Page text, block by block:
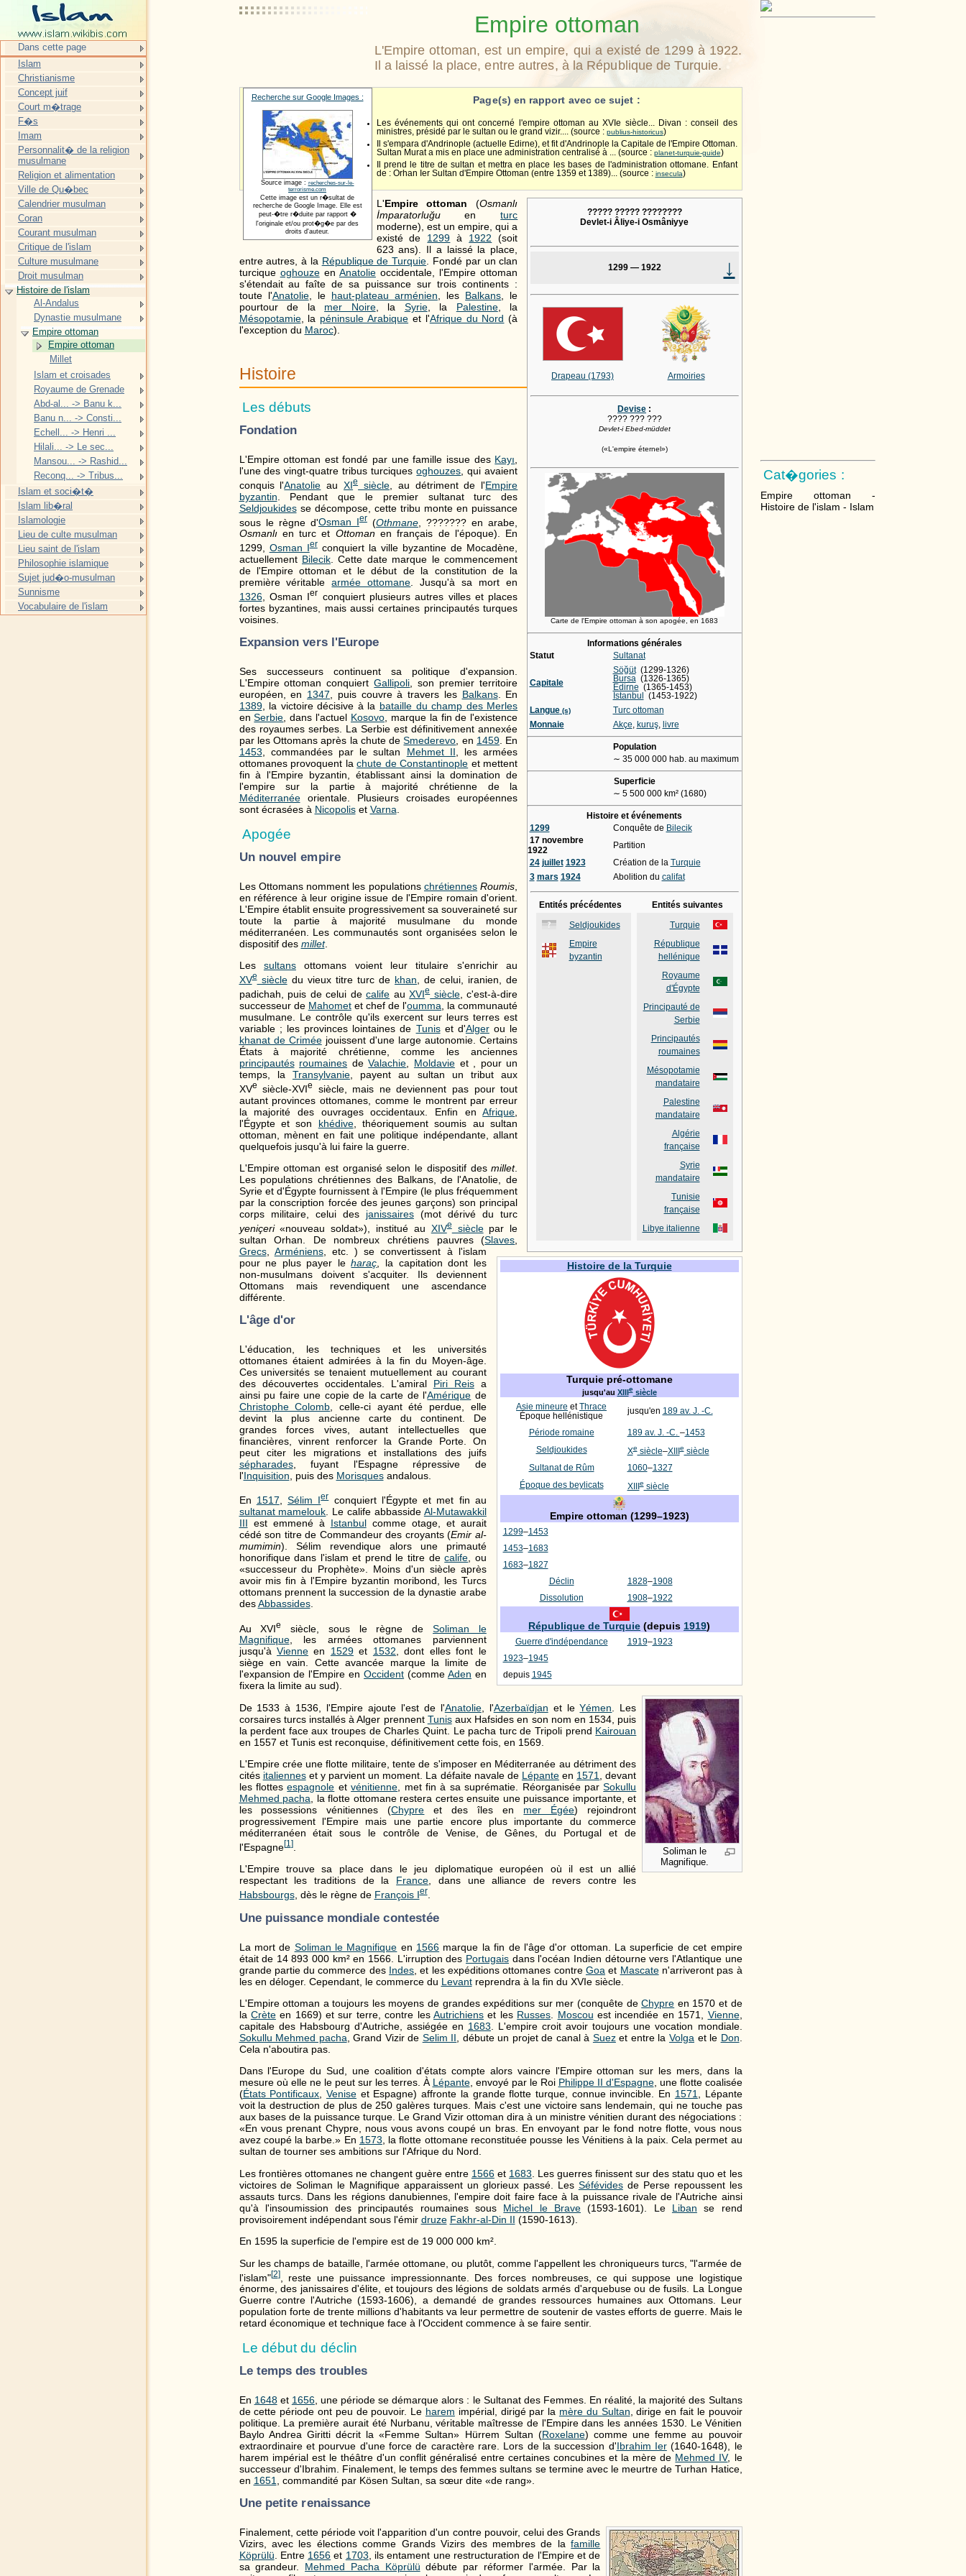
Empire ottoman
L'Empire ottoman, est un empire, qui a existé de 1299 à 1922.
Il a laissé la place, entre autres, à la République de Turquie.
Cat�gories :
Empire ottoman -
Histoire de l'islam - Islam
Recherche sur Google Images :
Source image : recherches-sur-le-
terrorisme.com
Cette image est un r�sultat de
recherche de Google Image. Elle est
peut-�tre r�duite par rapport �
l'originale et/ou prot�g�e par des
droits d'auteur.
Page(s) en rapport avec ce sujet :
Les événements qui ont concerné l'empire ottoman au XVIe siècle... Divan : conseil des
ministres, présidé par le sultan ou le grand vizir.... (source : publius-historicus)
Il s'empara d'Andrinople (actuelle Edirne), et fit d'Andrinople la Capitale de l'Empire Ottoman.
Sultan Murat a mis en place une administration centralisé à ... (source : planet-turquie-guide)
Il prend le titre de sultan et mettra en place les bases de l'administration ottomane. Enfant
de : Orhan Ier Sultan d'Empire Ottoman (entre 1359 et 1389)... (source : insecula)
????? ????? ????????
Devlet-i Âliye-i Osmâniyye
1299 — 1922 ↓
Drapeau (1793) Armoiries
Devise :
???? ??? ???
Devlet-i Ebed-müddet
(«L'empire éternel»)
Carte de l'Empire ottoman à son apogée, en 1683
Informations générales
Statut
Sultanat
Capitale
Söğüt(1299-1326)
Bursa(1326-1365)
Edirne (1365-1453)
İstanbul (1453-1922)
Langue(s)
Turc ottoman
Monnaie
Akçe, kuruş, livre
Population
∼ 35 000 000 hab. au maximum
Superficie
∼ 5 500 000 km²(1680)
Histoire et événements
1299
Conquête de Bilecik
17 novembre
1922
Partition
24 juillet 1923 Création de la Turquie
3 mars 1924 Abolition du califat
Entités précédentes
Entités suivantes
Seldjoukides
Empire
byzantin
Turquie
République
hellénique
Royaume
d'Égypte
Principauté de
Serbie
Principautés
roumaines
Mésopotamie
mandataire
Palestine
mandataire
Algérie
française
Syrie
mandataire
Tunisie
française
Libye italienne
Histoire de la Turquie
Turquie pré-ottomane
jusqu'au XIIIesiècle
Asie mineure etThrace
Époque hellénistique
jusqu'en 189 av. J. -C.
Période romaine 189 av. J. -C. –1453
Seldjoukides
Xesiècle–XIIIesiècle
Sultanat de Rûm
1060–1327
Époque des beylicats
XIIIesiècle
Empire ottoman (1299–1923)
1299–1453
1453–1683
1683–1827
Déclin
1828–1908
Dissolution
1908–1922
République de Turquie (depuis 1919)
Guerre d'indépendance 1919–1923
1923–1945
depuis 1945
L'Empire ottoman (Osmanlı
İmparatorluğuenturc
moderne), est un empire, qui a
existé de 1299 à 1922 (soit
623 ans). Il a laissé la place,
entre autres, à la République de Turquie . Fondé par un clan
turcique oghouzeen Anatolieoccidentale, l'Empire ottoman
s'étendait au faîte de sa puissance sur trois continents :
toute l'Anatolie, le haut-plateau arménien , les Balkans , le
pourtour de la mer Noire, la Syrie, la Palestine, la
Mésopotamie, la péninsule Arabique et l'Afrique du Nord (à
l'exception du Maroc).
Histoire
Les débuts
Fondation
L'Empire ottoman est fondé par une famille issue des Kayı
l'une des vingt-quatre tribus turciquesoghouzes , qui avaient
conquis l'Anatolie auXIe siècle, au détriment de l'Empire
byzantin . Pendant que le premier sultanat turc des
Seldjoukidesse décompose, cette tribu monte en puissance
sous le règne d'Osman Ier(Othmane ,??????? en arabe,
Osmanlıen turc et Ottomanen français de l'époque). En
1299, Osman Ierconquiert la ville byzantine de Mocadène,
actuellement Bilecik. Cette date marque le commencement
de l'Empire ottoman et le début de la constitution de la
première véritablearmée ottomane. Jusqu'à sa mort en
1326, Osman Ier conquiert plusieurs autres villes et places
fortes byzantines, mais aussi certaines principautés turques
voisines.
Expansion vers l'Europe
Ses successeurs continuent sa politique d'expansion.
L'Empire ottoman conquiertGallipoli, son premier territoire
européen, en 1347, puis couvre à travers les Balkans. En
1389, la victoire décisive à la bataille du champ des Merles
enSerbie, dans l'actuel Kosovo, marque la fin de l'existence
des royaumes serbes. La Serbie est définitivement annexée
par les Ottomans après la chute deSmederevo, en 1459. En
1453, commandées par le sultan Mehmet II, les armées
ottomanes provoquent lachute de Constantinople et mettent
fin à l'Empire byzantin, établissant ainsi la domination de
l'empire sur la partie à majorité chrétienne de la
Méditerranéeorientale. Plusieurs croisades européennes
sont écrasées à Nicopoliset Varna.
Apogée
Un nouvel empire
Les Ottomans nomment les populations chrétiennes Roumis
en référence à leur origine issue de l'Empire romain d'orient.
L'Empire établit ensuite progressivement sa souveraineté sur
toute la partie à majorité musulmane du monde
méditerranéen. Les communautés sont organisées selon le
dispositif des millet.
Les sultansottomans voient leur titulaire s'enrichir au
XVesiècledu vieux titre turc de khan , de celui, iranien, de
padichah, puis de celui decalife auXVIesiècle, c'est-à-dire
successeur de Mahometet chef de l'oumma , la communauté
musulmane. Le contrôle qu'ils exercent sur leurs terres est
variable ; les provinces lointaines de Tuniset d'Algerou le
khanat de Criméejouissent d'une large autonomie. Certains
États à majorité chrétienne, comme les anciennes
principautés roumaines deValachie Moldavieet , pour un
temps, la Transylvanie, payent au sultan un tribut aux
XVe siècle-XVIe
siècle, mais ne deviennent pas pour tout
autant provinces ottomanes, comme le montrent par erreur
la majorité des ouvrages occidentaux. Enfin enAfrique
l'Égypte et son khédive, théoriquement soumis au sultan
ottoman, mènent en fait une politique indépendante, allant
quelquefois jusqu'à lui faire la guerre.
L'Empire ottoman est organisé selon le dispositif desmillet.
Les populations chrétiennes des Balkans, de l'Anatolie, de
Syrie et d'Égypte fournissent à l'Empire (le plus fréquemment
par la conscription forcée des jeunes garçons) son principal
corps militaire, celui des janissaires(mot dérivé du turc
yeniçeri«nouveau soldat»), institué au XIVesièclepar le
sultan Orhan. De nombreux chrétiens pauvres (Slaves
Grecs, Arméniens, etc. ) se convertissent à l'islam
pour ne plus payer leharaç , la capitation dont les
non-musulmans doivent s'acquiter. Ils deviennent
Ottomans mais revendiquent une ascendance
différente.
L'âge d'or
L'éducation, les techniques et les universités
ottomanes étaient admirées à la fin du Moyen-âge.
Ces universités se tenaient mutuellement au courant
des découvertes occidentales. L'amiral Piri Reisa
ainsi pu faire une copie de la carte de l'Amérique de
Christophe Colomb , celle-ci ayant été perdue, elle
devint la plus ancienne carte du continent. De
grandes forces vives, autant intellectuelles que
financières, vinrent renforcer la Grande Porte. On
peut citer les migrations et installations des juifs
sépharades, fuyant l'Espagne répressive de
l'Inquisition , puis des Morisquesandalous.
En 1517,Sélim Ierconquiert l'Égypte et met fin au
sultanat mamelouk. Le calife abbasside Al-Mutawakkil
III est emmené à Istanbulcomme otage, et aurait
cédé son titre de Commandeur des croyants (Emir al-
mumimin). Sélim revendique alors une primauté
honorifique dans l'islam et prend le titre decalife, ou
«successeur du Prophète». Moins d'un siècle après
avoir mis fin à l'Empire byzantin moribond, les Turcs
ottomans prennent la succession de la dynastie arabe
desAbbassides.
Soliman le
Magnifique.
AuXVIe siècle, sous le règne deSoliman le
Magnifique, les armées ottomanes parviennent
jusqu'à Vienneen 1529et 1532, dont elles font le
siège en vain. Cette avancée marque la limite de
l'expansion de l'Empire enOccident (comme Aden en
fixera la limite au sud).
De 1533 à 1536, l'Empire ajoute l'est de l'Anatolie, l'Azerbaïdjan et leYémen . Les
corsaires turcs installés à Alger prennent Tunisaux Hafsides en son nom en 1534, puis
la perdent face aux troupes de Charles Quint. Le pacha turc de Tripoli prend Kairouan
en 1557 et Tunis est reconquise, définitivement cette fois, en 1569.
L'Empire crée une flotte militaire, tente de s'imposer en Méditerranée au détriment des
cités italienneset y parvient un moment. La défaite navale de Lépanteen 1571, devant
les flottesespagnole etvénitienne, met fin à sa suprématie. Réorganisée parSokullu
Mehmed pacha, la flotte ottomane restera certes ensuite une puissance importante, et
les possessions vénitiennes (Chypre et des îles en mer Égée) rejoindront
progressivement l'Empire mais une partie encore plus importante du commerce
méditerranéen était sous le contrôle de Venise, de Gênes, du Portugal et de
l'Espagne[1].
L'Empire trouve sa place dans le jeu diplomatique européen où il est un allié
respectant les traditions de la France, dans une alliance de revers contre les
Habsbourgs, dès le règne de François Ier.
Une puissance mondiale contestée
La mort de Soliman le Magnifique en 1566 marque la fin de l'âge d'or ottoman. La superficie de cet empire
était de 14 893 000 km² en 1566. L'irruption des Portugaisdans l'océan Indien détourne vers l'Atlantique une
grande partie du commerce des Indes , et les expéditions ottomanes contre Goa et Mascaten'arriveront pas à
les en déloger. Cependant, le commerce du Levantreprendra à la fin du XVIe siècle.
L'Empire ottoman a toujours les moyens de grandes expéditions sur mer (conquête deChypre en 1570 et de
la Crèteen 1669) et sur terre, contre lesAutrichiens et les Russes Moscou est incendiée en 1571, Vienne,
capitale des Habsbourg d'Autriche, assiégée en 1683 . L'empire croit avoir toujours une vocation mondiale.
Sokullu Mehmed pacha , Grand Vizir de Selim II , débute un projet de canal à Suezet entre la Volga et le Don
Cela n'aboutira pas.
Dans l'Europe du Sud, une coalition d'états compte alors vaincre l'Empire ottoman sur les mers, dans la
mesure où elle ne le peut sur les terres. À Lépante, envoyé par le Roi Philippe II d'Espagne, une flotte coalisée
(États Pontificaux, Veniseet Espagne) affronte la grande flotte turque, connue invincible. En 1571, Lépante
voit la destruction de plus de 250 galères turques. Mais c'est une victoire sans lendemain, qui ne touche pas
aux bases de la puissance turque. Le Grand Vizir ottoman dira à un ministre vénitien durant des négociations :
«En vous prenant Chypre, nous vous avons coupé un bras. En envoyant par le fond notre flotte, vous nous
avez coupé la barbe.» En 1573, la flotte ottomane reconstituée pousse les Vénitiens à la paix. Cela permet au
sultan de tourner ses ambitions sur l'Afrique du Nord.
Les frontières ottomanes ne changent guère entre 1566et 1683 . Les guerres finissent sur des statu quo et les
victoires de Soliman le Magnifique apparaissent un glorieux passé. Les Séfévidesde Perse repoussent les
assauts turcs. Dans les régions danubiennes, l'empire doit faire face à la puissance rivale de l'Autriche ainsi
qu'à l'insoumission des principautés roumaines sous Michel le Brave(1593-1601). Le Liban se rend
provisoirement indépendant sous l'émir druze Fakhr-al-Din II (1590-1613).
En 1595 la superficie de l'empire est de 19 000 000 km².
Sur les champs de bataille, l'armée ottomane, ou plutôt, comme l'appellent les chroniqueurs turcs, "l'armée de
l'islam"[2], reste une puissance impressionnante. Des forces nombreuses, ce qui suppose une logistique
énorme, des janissaires d'élite, et toujours des légions de soldats armés d'arquebuse ou de fusils. La Longue
Guerre contre l'Autriche (1593-1606), a demandé de grandes ressources humaines aux Ottomans. Leur
population forte de trente millions d'habitants va leur permettre de soutenir de vastes efforts de guerre. Mais le
retard économique et technique face à l'Occident commence à se faire sentir.
Le début du déclin
Le temps des troubles
En 1648et 1656, une période se démarque alors : le Sultanat des Femmes. En réalité, la majorité des Sultans
de cette période ont peu de pouvoir. Le harem impérial, dirigé par la mère du Sultan , dirige en fait le pouvoir
politique. La première aurait été Nurbanu, véritable maîtresse de l'Empire dans les années 1530. Le Vénitien
Baylo Andrea Giritti décrit la «Femme Sultan» Hürrem Sultan (Roxelane) comme une femme au pouvoir
extraordinaire et pourvue d'une force de caractère rare. Lors de la succession d'Ibrahim Ier(1640-1648), le
harem impérial est le théâtre d'un conflit généralisé entre certaines concubines et la mère de Mehmed IV, le
successeur d'Ibrahim. Finalement, le temps des femmes sultans se termine avec le meurtre de Turhan Hatice,
en 1651 , commandité par Kösen Sultan, sa sœur dite «de rang».
Une petite renaissance
Finalement, cette période voit l'apparition d'un contre pouvoir, celui des Grands
Vizirs, avec les élections comme Grands Vizirs des membres de lafamille
Köprülü . Entre 1656 et 1703 , ils entament une restructuration de l'Empire et de
sa grandeur. Mehmed Pacha Köprülü débute par réformer l'armée. Par la
Dans cette page
Islam
Christianisme
Concept juif
Court m�trage
F�s
Imam
Personnalit� de la religion
musulmane
Religion et alimentation
Ville de Qu�bec
Calendrier musulman
Coran
Courant musulman
Critique de l'islam
Culture musulmane
Droit musulman
Histoire de l'islam
Al-Andalus
Dynastie musulmane
Empire ottoman
Empire ottoman
Millet
Islam et croisades
Royaume de Grenade
Abd-al... -> Banu k...
Banu n... -> Consti...
Echell... -> Henri ...
Hilali... -> Le sec...
Mansou... -> Rashid...
Reconq... -> Tribus...
Islam et soci�t�
Islam lib�ral
Islamologie
Lieu de culte musulman
Lieu saint de l'islam
Philosophie islamique
Sujet jud�o-musulman
Sunnisme
Vocabulaire de l'islam